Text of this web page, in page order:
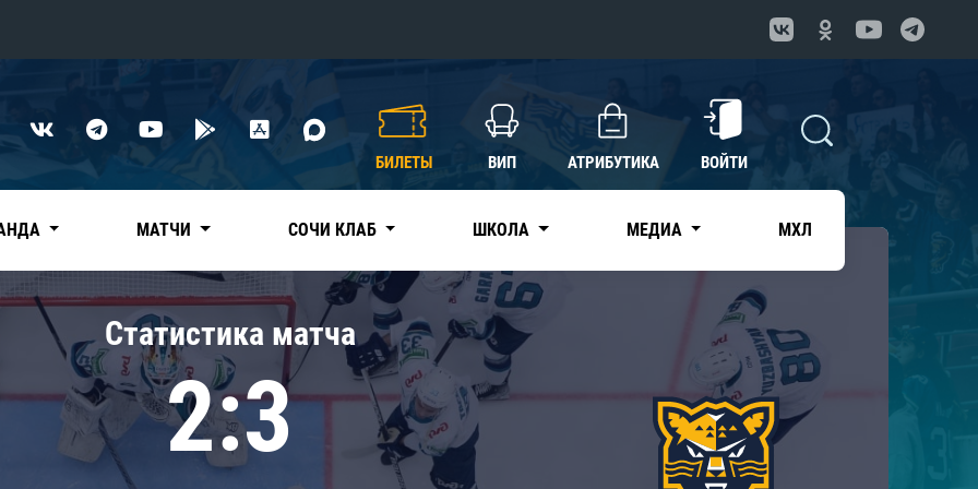
Нефтехимик
Трактор
Дивизион Чернышева
Авангард
Адмирал
КХЛ
БИЛЕТЫ ВИП АТРИБУТИКА ВОЙТИ
МАТЧИ СОЧИ КЛАБ ШКОЛА МЕДИА МХЛ
Статистика матча
2:3